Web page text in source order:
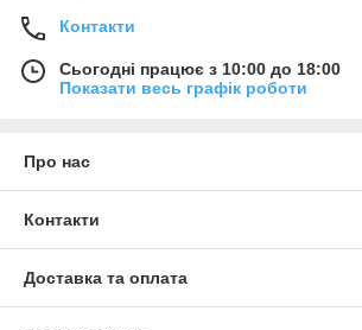
Контакти
Сьогодні працює з 10:00 до 18:00
Показати весь графік роботи
Про нас
Контакти
Доставка та оплата